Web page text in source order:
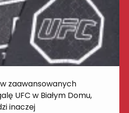
zaawansowanych
UFC w Białym Domu,
inaczej